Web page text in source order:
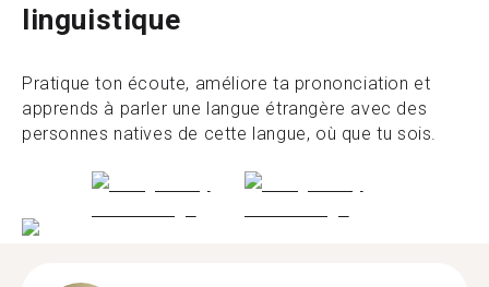
linguistique
Pratique ton écoute, améliore ta prononciation et
apprends à parler une langue étrangère avec des
personnes natives de cette langue, où que tu sois.